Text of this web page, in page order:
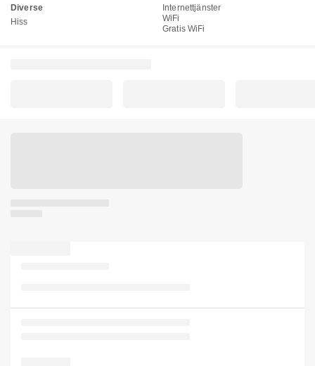
Diverse
Hiss
Internettjänster
WiFi
Gratis WiFi